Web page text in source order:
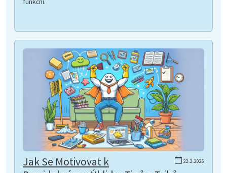
22.2.2026
Jak Se Motivovat k